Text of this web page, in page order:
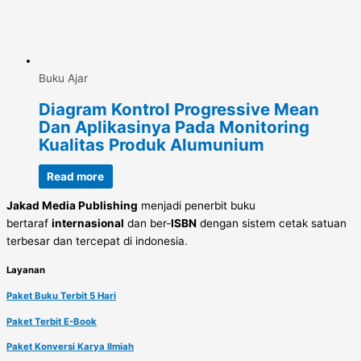
Buku Ajar
Diagram Kontrol Progressive Mean
Dan Aplikasinya Pada Monitoring
Kualitas Produk Alumunium
Read more
Jakad Media Publishing menjadi penerbit buku
bertaraf internasional dan ber-ISBN dengan sistem cetak satuan
terbesar dan tercepat di indonesia.
Layanan
Paket Buku Terbit 5 Hari
Paket Terbit E-Book
Paket Konversi Karya Ilmiah